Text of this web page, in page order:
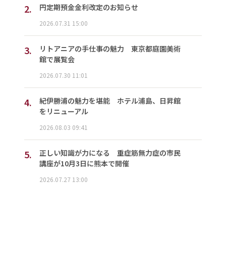
2. 円定期預金金利改定のお知らせ
2026.07.31 15:00
3.
リトアニアの手仕事の魅力 東京都庭園美術
館で展覧会
2026.07.30 11:01
4.
紀伊勝浦の魅力を堪能 ホテル浦島、日昇館
をリニューアル
2026.08.03 09:41
5.
正しい知識が力になる 重症筋無力症の市民
講座が10月3日に熊本で開催
2026.07.27 13:00